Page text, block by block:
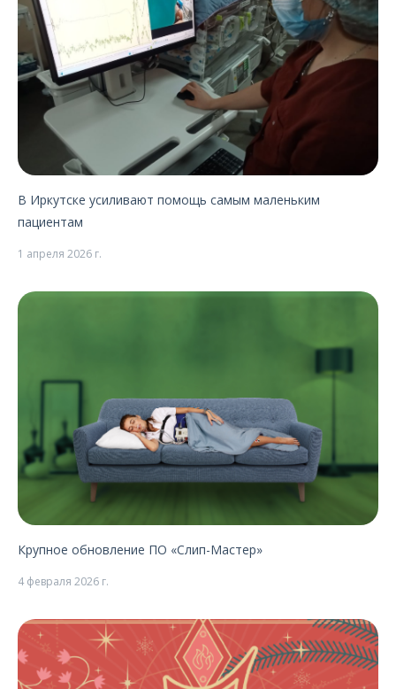
В Иркутске усиливают помощь самым маленьким
пациентам
1 апреля 2026 г.
Крупное обновление ПО «Слип-Мастер»
4 февраля 2026 г.